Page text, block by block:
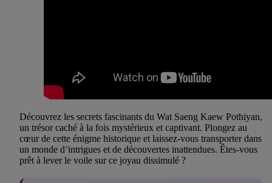
Découvrez les secrets fascinants du Wat Saeng Kaew Pothiyan,
un trésor caché à la fois mystérieux et captivant. Plongez au
cœur de cette énigme historique et laissez-vous transporter dans
un monde d’intrigues et de découvertes inattendues. Êtes-vous
prêt à lever le voile sur ce joyau dissimulé ?